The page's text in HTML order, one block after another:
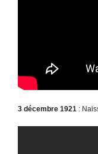
3 décembre 1921 :